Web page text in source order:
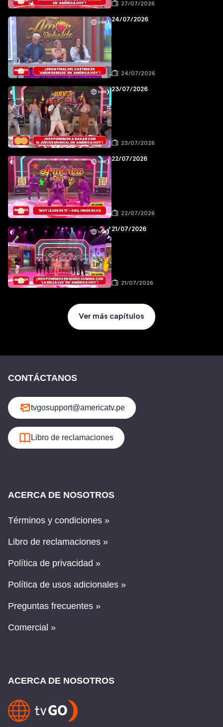
27/07/2026
24/07/2026
24/07/2026
23/07/2026
23/07/2026
22/07/2026
22/07/2026
21/07/2026
21/07/2026
Ver más capítulos
CONTÁCTANOS
tvgosupport@americatv.pe
Libro de reclamaciones
ACERCA DE NOSOTROS
Términos y condiciones »
Libro de reclamaciones »
Política de privacidad »
Política de usos adicionales »
Preguntas frecuentes »
Comercial »
ACERCA DE NOSOTROS